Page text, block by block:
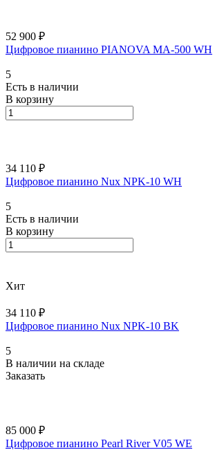
52 900 ₽
Цифровое пианино PIANOVA MA-500 WH
5
Есть в наличии
В корзину
34 110 ₽
Цифровое пианино Nux NPK-10 WH
5
Есть в наличии
В корзину
Хит
34 110 ₽
Цифровое пианино Nux NPK-10 BK
5
В наличии на складе
Заказать
85 000 ₽
Цифровое пианино Pearl River V05 WE